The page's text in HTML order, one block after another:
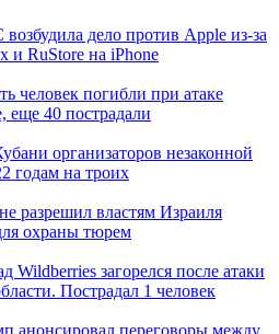
дело против Apple из-за
и RuStore на iPhone
человек погибли при атаке
40 пострадали
организаторов незаконной
годам на троих
разрешил властям Израиля
охраны тюрем
Wildberries загорелся после атаки
Пострадал 1 человек
анонсировал переговоры между